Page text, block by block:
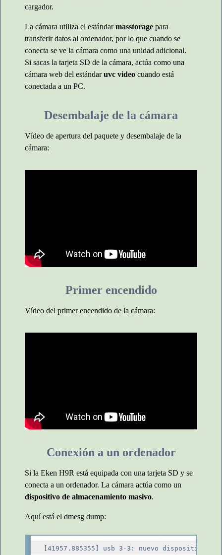
cargador.
La cámara utiliza el estándarmasstorage para
transferir datos al ordenador, por lo que cuando se
conecta se ve la cámara como una unidad adicional.
Si sacas la tarjeta SD de la cámara, actúa como una
cámara web del estándaruvc video cuando está
conectada a un PC.
Desembalaje de la cámara
Vídeo de apertura del paquete y desembalaje de la
cámara:
Primer encendido
Vídeo del primer encendido de la cámara:
Conexión a un ordenador
Si la Eken H9R está equipada con una tarjeta SD y se
conecta a un ordenador. La cámara actúa como un
dispositivo de almacenamiento masivo.
Aquí está el dmesg dump:
[41957.885355] usb 3-3: nuevo dispositivo